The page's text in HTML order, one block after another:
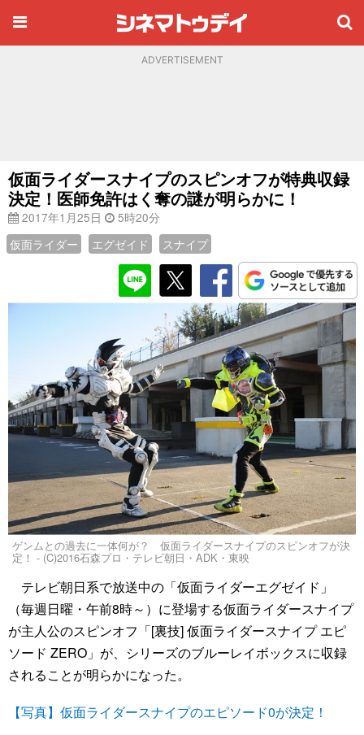
ADVERTISEMENT
仮面ライダースナイプのスピンオフが特典収録
決定！医師免許はく奪の謎が明らかに！
2017年1月25日
5時20分
仮面ライダー
エグゼイド スナイプ
ゲンムとの過去に一体何が？ 仮面ライダースナイプのスピンオフが決
定！ - (C)2016石森プロ・テレビ朝日・ADK・東映
テレビ朝日系で放送中の「仮面ライダーエグゼイド」
（毎週日曜・午前8時～）に登場する仮面ライダースナイプ
が主人公のスピンオフ「[裏技] 仮面ライダースナイプ エピ
ソード ZERO」が、シリーズのブルーレイボックスに収録
されることが明らかになった。
【写真】仮面ライダースナイプのエピソード0が決定！